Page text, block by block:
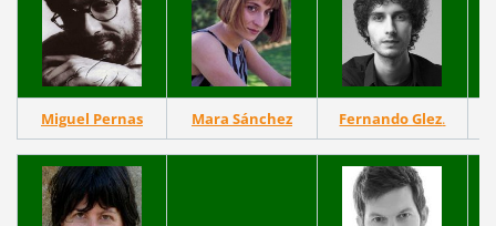
Miguel Pernas Mara Sánchez Fernando Glez.